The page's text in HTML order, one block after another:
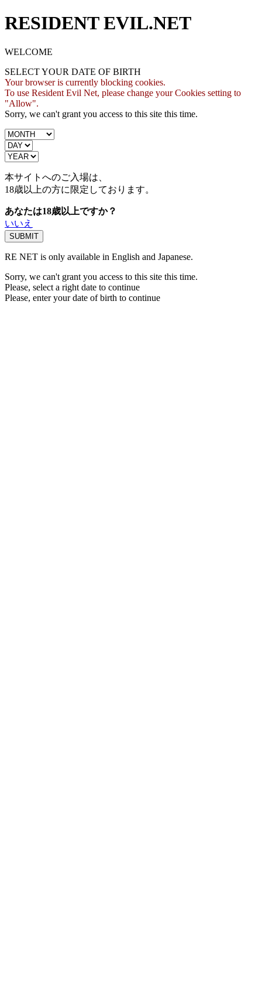
RESIDENT EVIL.NET
WELCOME
SELECT YOUR DATE OF BIRTH
Your browser is currently blocking cookies.
To use Resident Evil Net, please change your Cookies setting to
"Allow".
Sorry, we can't grant you access to this site this time.
本サイトへのご入場は、
18歳以上の方に限定しております。
あなたは18歳以上ですか？
いいえ
RE NET is only available in English and Japanese.
Sorry, we can't grant you access to this site this time.
Please, select a right date to continue
Please, enter your date of birth to continue